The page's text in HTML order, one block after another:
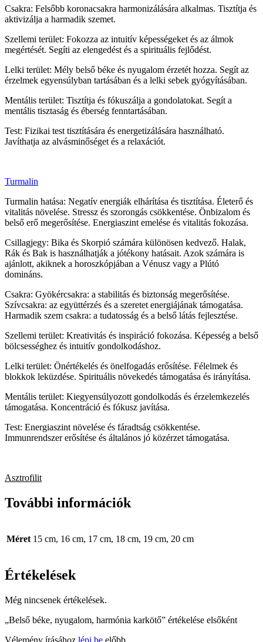
Csakra: Felsőbb koronacsakra harmonizálására alkalmas. Tisztítja és
aktivizálja a harmadik szemet.
Szellemi terület: Fokozza az intuitív képességeket és az álmok
megértését. Segíti az elengedést és a spirituális fejlődést.
Lelki terület: Mély belső béke és nyugalom érzetét hozza. Segít az
érzelmek egyensúlyban tartásában és a lelki sebek gyógyításában.
Mentális terület: Tisztítja és fókuszálja a gondolatokat. Segít a
mentális tisztaság és éberség fenntartásában.
Test: Fizikai test tisztítására és energetizálására használható.
Javíthatja az alvásminőséget és a relaxációt.
Turmalin
Turmalin hatása: Negatív energiák elhárítása és tisztítása. Életerő és
vitalitás növelése. Stressz és szorongás csökkentése. Önbizalom és
belső erő megerősítése. Energiaszint emelése és vitalitás fokozása.
Csillagjegy: Bika és Skorpió számára különösen kedvező. Halak,
Rák és Bak is használhatják a jótékony hatásait. Azok számára is
ajánlott, akiknek a horoszkópjában a Vénusz vagy a Plútó
domináns.
Csakra: Gyökércsakra: a stabilitás és biztonság megerősítése.
Szívcsakra: az együttérzés és a szeretet energiájának támogatása.
Harmadik szem csakra: a tudatosság és a belső látás fejlesztése.
Szellemi terület: Kreativitás és inspiráció fokozása. Képesség a belső
bölcsességhez és intuitív gondolkodáshoz.
Lelki terület: Önértékelés és önelfogadás erősítése. Félelmek és
blokkok leküzdése. Spirituális növekedés támogatása és irányítása.
Mentális terület: Kiegyensúlyozott gondolkodás és érzelemkezelés
támogatása. Koncentráció és fókusz javítása.
Test: Energiaszint növelése és fáradtság csökkentése.
Immunrendszer erősítése és általános jó közérzet támogatása.
Asztrofilit
További információk
Méret 15 cm, 16 cm, 17 cm, 18 cm, 19 cm, 20 cm
Értékelések
Még nincsenek értékelések.
„Belső béke, nyugalom, harmónia karkötő” értékelése elsőként
Vélemény írásához lépj be előbb.